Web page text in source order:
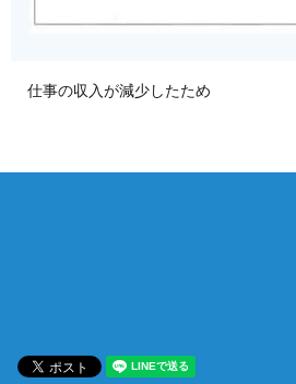
仕事の収入が減少したため